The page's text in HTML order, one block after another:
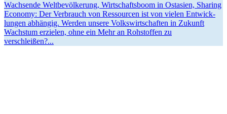
Wachsende Weltbe­völ­kerung, Wirtschaftsboom in Ostasien, Sharing
Economy: Der Verbrauch von Ressourcen ist von vielen Entwick­
lungen abhängig. Werden unsere Volks­wirt­schaften in Zukunft
Wachstum erzielen, ohne ein Mehr an Rohstoffen zu
verschleißen?...